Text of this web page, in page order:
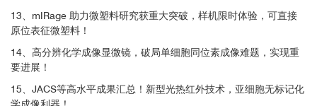
Biomedical and life science
Identification of spectral features differentiating fungal strains in infrared abso
rption spectroscopic images. Stancevic, D. et al.Lund Univ, Ugrad Thesis, 202
13、mIRage 助力微塑料研究获重大突破，样机限时体验，可直接
原位表征微塑料！
14、高分辨化学成像显微镜，破局单细胞同位素成像难题，实现重
要进展！
15、JACS等高水平成果汇总！新型光热红外技术，亚细胞无标记化
学成像利器！